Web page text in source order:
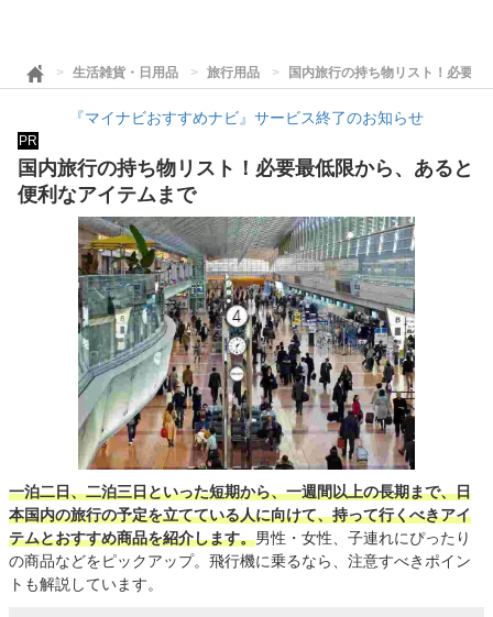
生活雑貨・日用品 旅行用品 国内旅行の持ち物リスト！必要
『マイナビおすすめナビ』サービス終了のお知らせ
PR
国内旅行の持ち物リスト！必要最低限から、あると
便利なアイテムまで
一泊二日、二泊三日といった短期から、一週間以上の長期まで、日
本国内の旅行の予定を立てている人に向けて、持って行くべきアイ
テムとおすすめ商品を紹介します。男性・女性、子連れにぴったり
の商品などをピックアップ。飛行機に乗るなら、注意すべきポイン
トも解説しています。